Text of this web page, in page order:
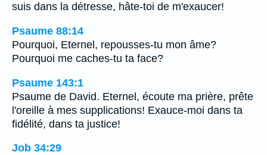
suis dans la détresse, hâte-toi de m'exaucer!
Psaume 88:14
Pourquoi, Eternel, repousses-tu mon âme?
Pourquoi me caches-tu ta face?
Psaume 143:1
Psaume de David. Eternel, écoute ma prière, prête
l'oreille à mes supplications! Exauce-moi dans ta
fidélité, dans ta justice!
Job 34:29